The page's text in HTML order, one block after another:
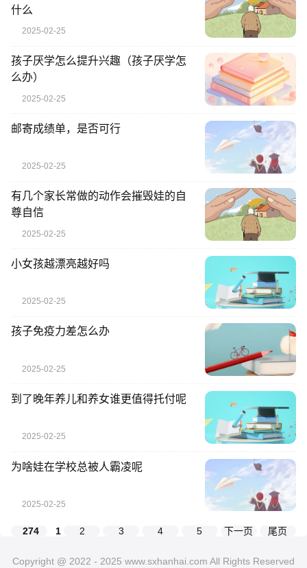
什么
2025-02-25
孩子厌学怎么提升兴趣（孩子厌学怎
么办）
2025-02-25
邮寄成绩单，是否可行
2025-02-25
有几个家长常做的动作会摧毁娃的自
尊自信
2025-02-25
小女孩越漂亮越好吗
2025-02-25
孩子免疫力差怎么办
2025-02-25
到了晚年养儿和养女谁更值得托付呢
2025-02-25
为啥娃在学校总被人霸凌呢
2025-02-25
274 1 2 3 4 5 下一页 尾页
Copyright @ 2022 - 2025 www.sxhanhai.com All Rights Reserved